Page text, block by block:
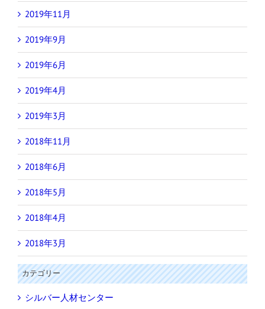
2019年11月
2019年9月
2019年6月
2019年4月
2019年3月
2018年11月
2018年6月
2018年5月
2018年4月
2018年3月
カテゴリー
シルバー人材センター